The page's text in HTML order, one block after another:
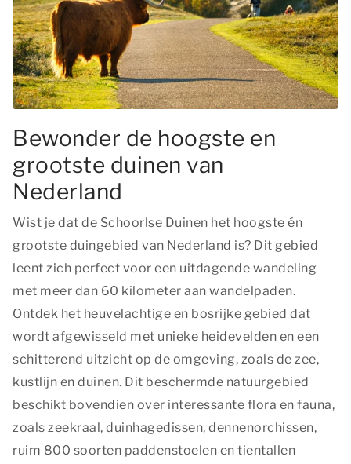
Bewonder de hoogste en
grootste duinen van
Nederland
Wist je dat de Schoorlse Duinen het hoogste én
grootste duingebied van Nederland is? Dit gebied
leent zich perfect voor een uitdagende wandeling
met meer dan 60 kilometer aan wandelpaden.
Ontdek het heuvelachtige en bosrijke gebied dat
wordt afgewisseld met unieke heidevelden en een
schitterend uitzicht op de omgeving, zoals de zee,
kustlijn en duinen. Dit beschermde natuurgebied
beschikt bovendien over interessante flora en fauna,
zoals zeekraal, duinhagedissen, dennenorchissen,
ruim 800 soorten paddenstoelen en tientallen